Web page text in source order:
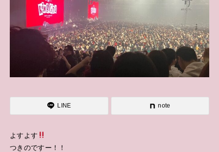
LINE note
よすよす
つきのですー！！